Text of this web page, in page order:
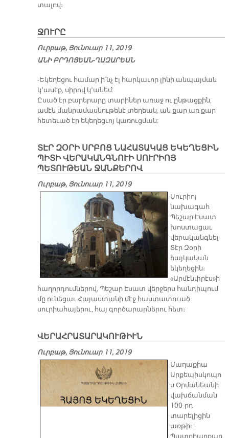
տալով։
ՋՈՒՐԸ
Ուրբաթ, Յունուար 11, 2019
Ա­ՆԻ ԲՐԴՈ­ՅԵԱՆ-ՂԱԶ­ԱՐԵԱՆ
-Եկեղեցու համար ի՛նչ էլ հարկաւոր լինի անպայման
կ՚ասէք, սիրով կ՚անեմ:
Ըսած էր բարերարը տարիներ առաջ ու ընթացքին,
ամէն մանրամասնութենէ տեղեակ, ան քար առ քար
հետեւած էր եկեղեցւոյ կառուցման:
ՏԷՐ ԶՕՐԻ ՍՐԲՈՑ ՆԱՀԱՏԱԿԱՑ ԵԿԵՂԵՑԻՆ
ՊԻՏԻ ՎԵՐԱԿԱՆԳՆՈՒԻ ՍՈՒՐԻՈՅ
ՊԵՏՈՒԹԵԱՆ ՋԱՆՔԵՐՈՎ
Ուրբաթ, Յունուար 11, 2019
Սուրիոյ
նախագահ
Պեշար Էսատ
խոստացաւ
վերականգնել
Տէր Զօրի
հայկական
եկեղեցին։
«Արմէնփրէս»ի
հաղորդումներով, Պեշար Էսատ վերջերս հանդիպում
մը ունեցաւ Հայաստանի մէջ հաստատուած
սուրիահայերու, հայ գործարարներու հետ։
ՎԵՐԱՀՐԱՏԱՐԱԿՈՒԹԻՒՆ
Ուրբաթ, Յունուար 11, 2019
Մաղաքիա
Արքեպիսկոպո
ս Օրմանեանի
վախճանման
100-րդ
տարելիցին
առթիւ: